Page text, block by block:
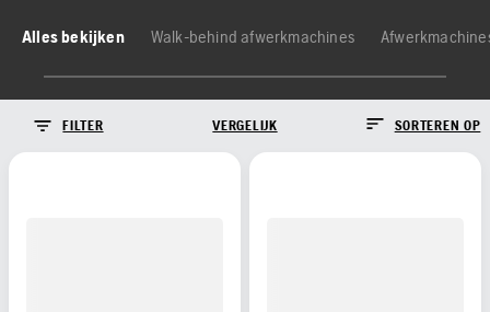
Alles bekijken Walk-behind afwerkmachines
FILTER VERGELIJK SORTEREN OP